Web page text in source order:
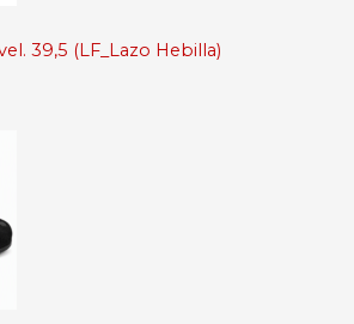
39,5 (LF_Lazo Hebilla)